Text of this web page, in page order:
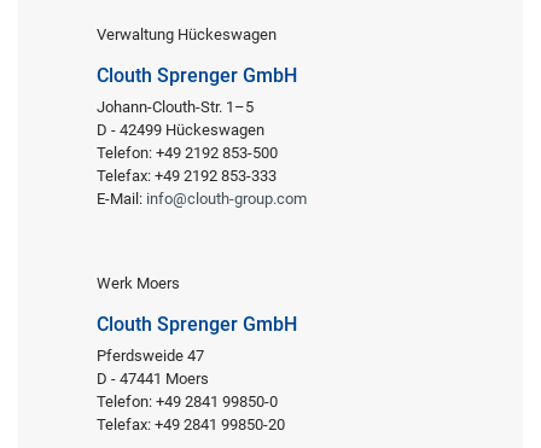
Verwaltung Hückeswagen
Clouth Sprenger GmbH
Johann-Clouth-Str. 1–5
D - 42499 Hückeswagen
Telefon: +49 2192 853-500
Telefax: +49 2192 853-333
E-Mail: info@clouth-group.com
Werk Moers
Clouth Sprenger GmbH
Pferdsweide 47
D - 47441 Moers
Telefon: +49 2841 99850-0
Telefax: +49 2841 99850-20